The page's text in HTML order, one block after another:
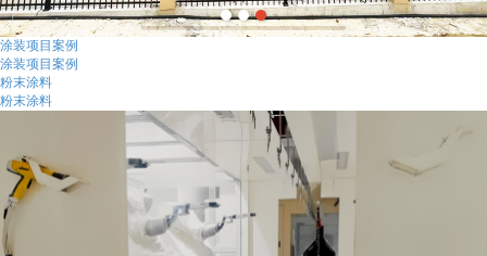
涂装项目案例
涂装项目案例
粉末涂料
粉末涂料